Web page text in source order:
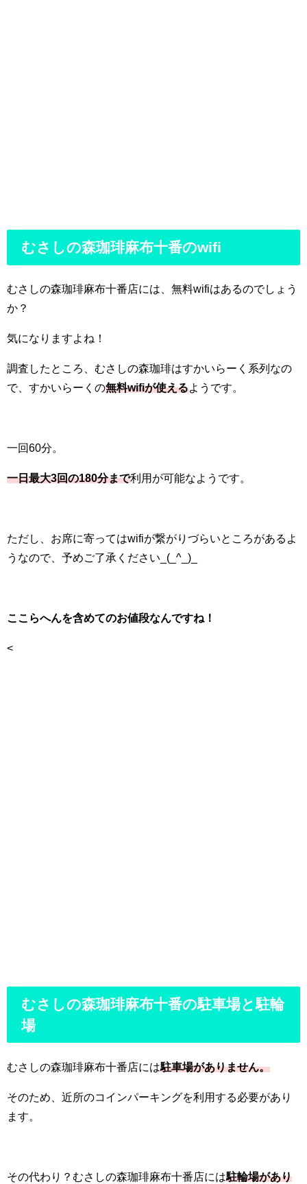
むさしの森珈琲麻布十番のwifi
むさしの森珈琲麻布十番店には、無料wifiはあるのでしょう
か？
気になりますよね！
調査したところ、むさしの森珈琲はすかいらーく系列なの
で、すかいらーくの無料wifiが使えるようです。
一回60分。
一日最大3回の180分まで利用が可能なようです。
ただし、お席に寄ってはwifiが繋がりづらいところがあるよ
うなので、予めご了承ください_(_^_)_
ここらへんを含めてのお値段なんですね！
<
むさしの森珈琲麻布十番の駐車場と駐輪
場
むさしの森珈琲麻布十番店には駐車場がありません。
そのため、近所のコインパーキングを利用する必要があり
ます。
その代わり？むさしの森珈琲麻布十番店には駐輪場があり